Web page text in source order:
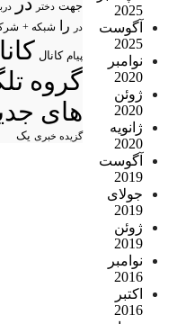
2025
آگوست
2025
نوامبر
2020
ژوئن
2020
ژانویه
2020
آگوست
2019
جولای
2019
ژوئن
2019
نوامبر
2016
اکتبر
2016
جهت دختر
در
را شبکه +
پیام کانال
گروه
های
گزیده خبری یک